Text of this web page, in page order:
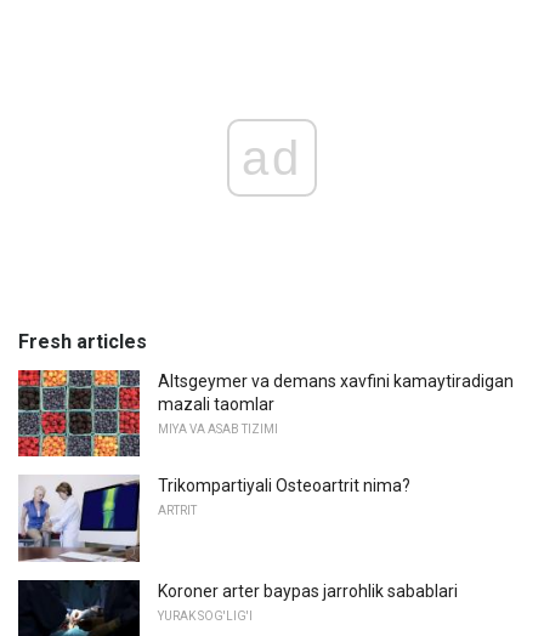
ad
Fresh articles
Altsgeymer va demans xavfini kamaytiradigan
mazali taomlar
MIYA VA ASAB TIZIMI
Trikompartiyali Osteoartrit nima?
ARTRIT
Koroner arter baypas jarrohlik sabablari
YURAK SOG'LIG'I